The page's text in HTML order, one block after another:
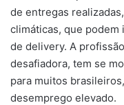
de entregas
climáticas, que podem
de delivery. A
desafiadora, tem se
para muitos
desemprego elevado.